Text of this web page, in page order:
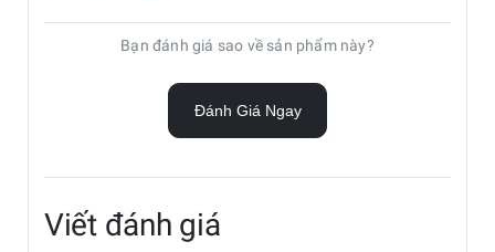
USD (khoảng 45,7 triệu đồng) trước đó của Galaxy Z Fold cũ.
Đơn đặt hàng trước cho điện thoại bắt đầu từ ngày 10/7 và
sản phẩm sẽ được "lên kệ" chính thức vào ngày 24/7.
Thiết kế
Chiếc điện thoại màn hình gập không có nhiều thay đổi về
Bạn đánh giá sao về sản phẩm này?
Đánh Giá Ngay
Viết đánh giá